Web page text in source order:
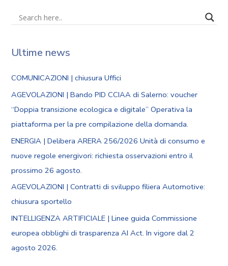
Ultime news
COMUNICAZIONI | chiusura Uffici
AGEVOLAZIONI | Bando PID CCIAA di Salerno: voucher
“Doppia transizione ecologica e digitale” Operativa la
piattaforma per la pre compilazione della domanda.
ENERGIA | Delibera ARERA 256/2026 Unità di consumo e
nuove regole energivori: richiesta osservazioni entro il
prossimo 26 agosto.
AGEVOLAZIONI | Contratti di sviluppo filiera Automotive:
chiusura sportello
INTELLIGENZA ARTIFICIALE | Linee guida Commissione
europea obblighi di trasparenza AI Act. In vigore dal 2
agosto 2026.